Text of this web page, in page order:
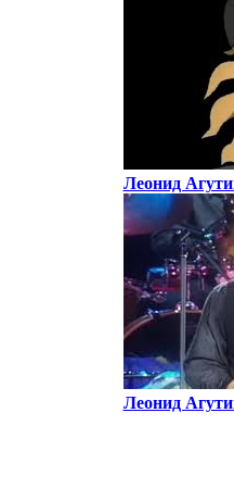
Леонид
Леонид